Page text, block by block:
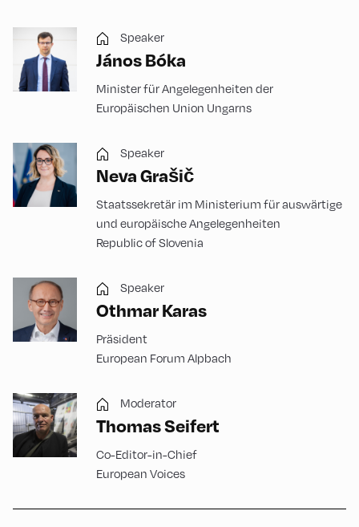
Speaker
János Bóka
Minister für Angelegenheiten der
Europäischen Union Ungarns
Speaker
Neva Grašič
Staatssekretär im Ministerium für auswärtige
und europäische Angelegenheiten
Republic of Slovenia
Speaker
Othmar Karas
Präsident
European Forum Alpbach
Moderator
Thomas Seifert
Co-Editor-in-Chief
European Voices